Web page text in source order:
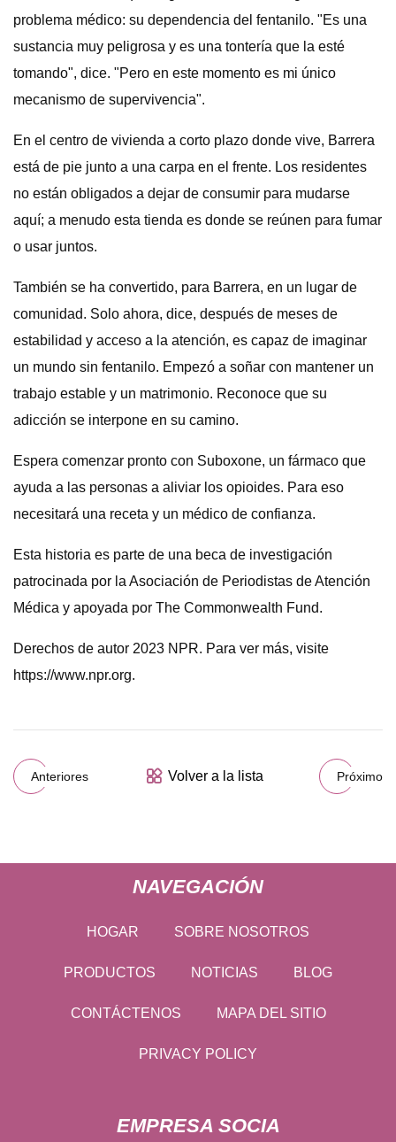
problema médico: su dependencia del fentanilo. "Es una
sustancia muy peligrosa y es una tontería que la esté
tomando", dice. "Pero en este momento es mi único
mecanismo de supervivencia".
En el centro de vivienda a corto plazo donde vive, Barrera
está de pie junto a una carpa en el frente. Los residentes
no están obligados a dejar de consumir para mudarse
aquí; a menudo esta tienda es donde se reúnen para fumar
o usar juntos.
También se ha convertido, para Barrera, en un lugar de
comunidad. Solo ahora, dice, después de meses de
estabilidad y acceso a la atención, es capaz de imaginar
un mundo sin fentanilo. Empezó a soñar con mantener un
trabajo estable y un matrimonio. Reconoce que su
adicción se interpone en su camino.
Espera comenzar pronto con Suboxone, un fármaco que
ayuda a las personas a aliviar los opioides. Para eso
necesitará una receta y un médico de confianza.
Esta historia es parte de una beca de investigación
patrocinada por la Asociación de Periodistas de Atención
Médica y apoyada por The Commonwealth Fund.
Derechos de autor 2023 NPR. Para ver más, visite
https://www.npr.org.
Anteriores Volver a la lista Próximo
NAVEGACIÓN
HOGAR SOBRE NOSOTROS
PRODUCTOS NOTICIAS BLOG
CONTÁCTENOS MAPA DEL SITIO
PRIVACY POLICY
EMPRESA SOCIA